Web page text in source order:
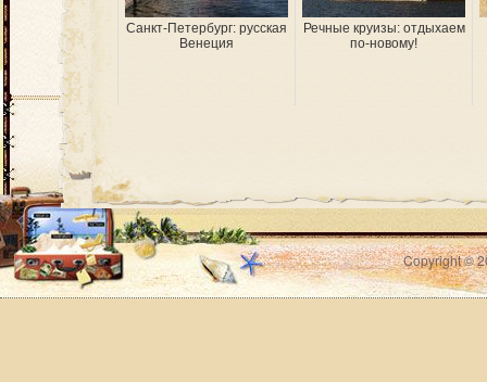
Санкт-Петербург: русская
Венеция
Речные круизы: отдыхаем
по-новому!
Copyright ©